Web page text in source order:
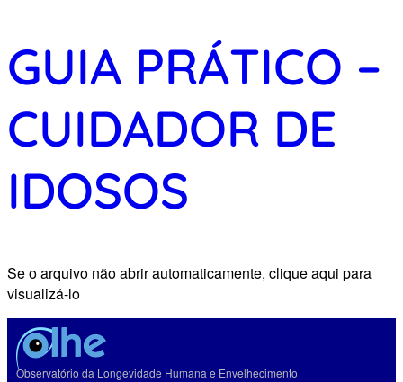
GUIA PRÁTICO –
CUIDADOR DE
IDOSOS
Se o arquivo não abrir automaticamente, clique aqui para
visualizá-lo
Observatório da Longevidade Humana e Envelhecimento